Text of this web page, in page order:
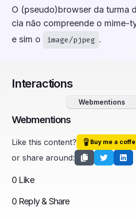
O (pseudo)browser da turma
cia não compreende o mime-
e sim o image/pjpeg .
Interactions
Webmentions
Webmentions
Like this content? Buy me a
or share around:
0 Like
0 Reply & Share